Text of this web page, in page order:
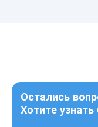
Остались
Хотите